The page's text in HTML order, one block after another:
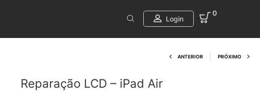
Login
0
Product
ANTERIOR PRÓXIMO
Reparação LCD – iPad Air